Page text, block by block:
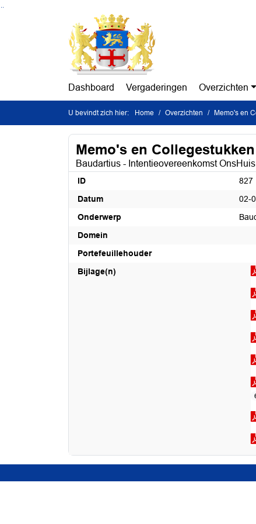
Ga naar de inhoud van deze pagina
Dashboard Vergaderingen Overzichten
U bevindt zich hier: Home Overzichten Memo's en
Memo's en Collegestukken
Baudartius - Intentieovereenkomst
ID
827
Datum
02-
Onderwerp
Domein
Portefeuillehouder
Bijlage(n)